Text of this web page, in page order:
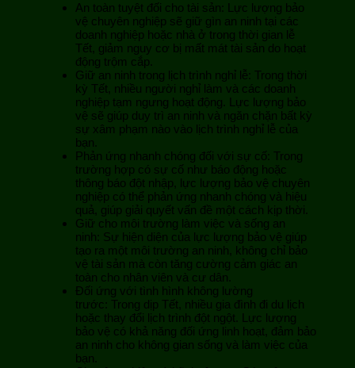
An toàn tuyệt đối cho tài sản: Lực lượng bảo
vệ chuyên nghiệp sẽ giữ gìn an ninh tại các
doanh nghiệp hoặc nhà ở trong thời gian lễ
Tết, giảm nguy cơ bị mất mát tài sản do hoạt
động trộm cắp.
Giữ an ninh trong lịch trình nghỉ lễ: Trong thời
kỳ Tết, nhiều người nghỉ làm và các doanh
nghiệp tạm ngưng hoạt động. Lực lượng bảo
vệ sẽ giúp duy trì an ninh và ngăn chặn bất kỳ
sự xâm phạm nào vào lịch trình nghỉ lễ của
bạn.
Phản ứng nhanh chóng đối với sự cố: Trong
trường hợp có sự cố như báo động hoặc
thông báo đột nhập, lực lượng bảo vệ chuyên
nghiệp có thể phản ứng nhanh chóng và hiệu
quả, giúp giải quyết vấn đề một cách kịp thời.
Giữ cho môi trường làm việc và sống an
ninh: Sự hiện diện của lực lượng bảo vệ giúp
tạo ra một môi trường an ninh, không chỉ bảo
vệ tài sản mà còn tăng cường cảm giác an
toàn cho nhân viên và cư dân.
Đối ứng với tình hình không lường
trước: Trong dịp Tết, nhiều gia đình đi du lịch
hoặc thay đổi lịch trình đột ngột. Lực lượng
bảo vệ có khả năng đối ứng linh hoạt, đảm bảo
an ninh cho không gian sống và làm việc của
bạn.